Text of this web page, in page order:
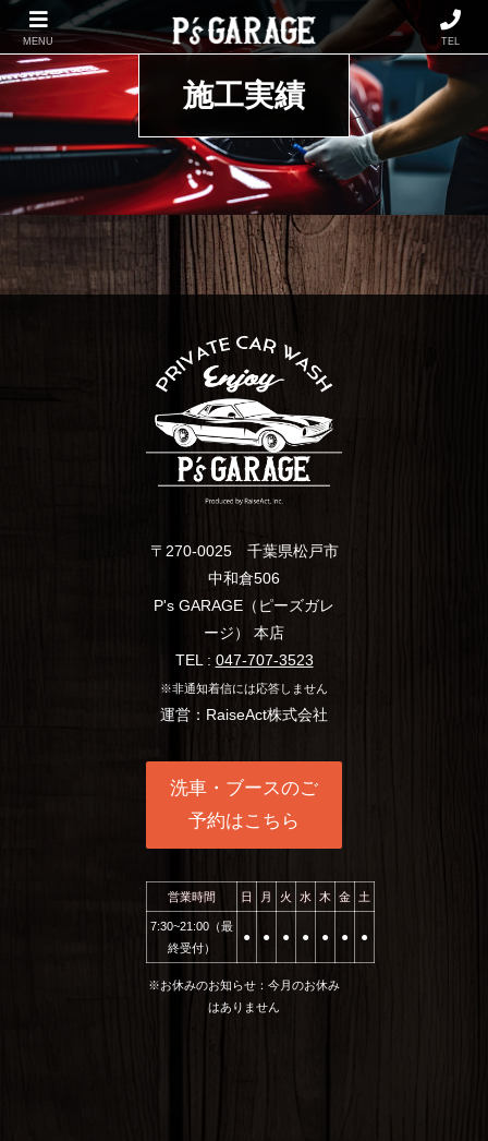
施工実績
〒270-0025 千葉県松戸市
中和倉506
P's GARAGE（ピーズガレ
ージ） 本店
TEL : 047-707-3523
※非通知着信には応答しません
運営：RaiseAct株式会社
洗車・ブースのご
予約はこちら
営業時間 日 月 火 水 木 金 土
7:30~21:00（最
終受付）
⚫︎ ⚫︎ ⚫︎ ⚫︎ ⚫︎ ⚫︎ ⚫︎
※お休みのお知らせ：今月のお休み
はありません
MENU TEL